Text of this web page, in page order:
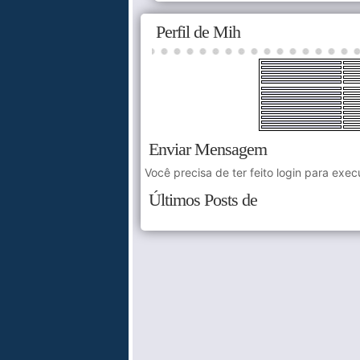
Perfil de Mih
Enviar Mensagem
Você precisa de ter feito login para
Últimos Posts de